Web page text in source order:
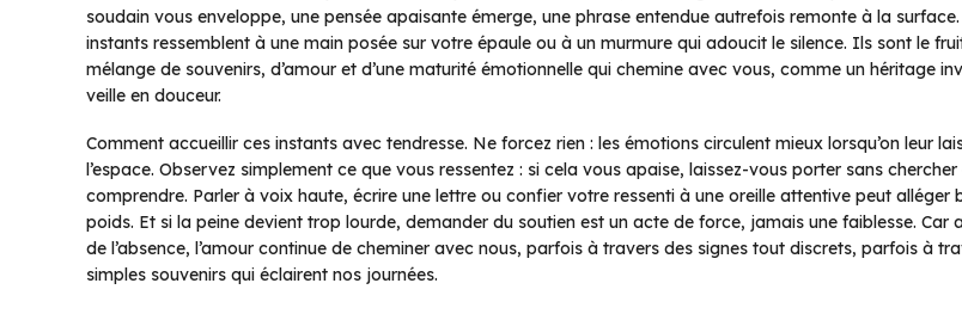
soudain vous enveloppe, une pensée apaisante émerge, une phrase entendue autrefois remonte à la surface.
instants ressemblent à une main posée sur votre épaule ou à un murmure qui adoucit le silence. Ils sont le
mélange de souvenirs, d’amour et d’une maturité émotionnelle qui chemine avec vous, comme un héritage
veille en douceur.
Comment accueillir ces instants avec tendresse. Ne forcez rien : les émotions circulent mieux lorsqu’on leur
l’espace. Observez simplement ce que vous ressentez : si cela vous apaise, laissez-vous porter sans
comprendre. Parler à voix haute, écrire une lettre ou confier votre ressenti à une oreille attentive peut alléger
poids. Et si la peine devient trop lourde, demander du soutien est un acte de force, jamais une faiblesse. Car
de l’absence, l’amour continue de cheminer avec nous, parfois à travers des signes tout discrets, parfois à
simples souvenirs qui éclairent nos journées.